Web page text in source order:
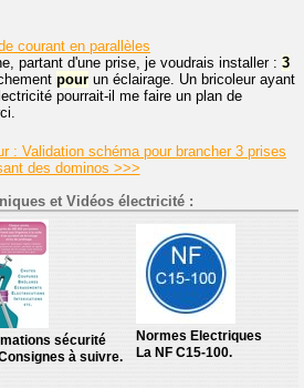
courant en parallèles
partant d'une prise, je voudrais installer : 3
pour un éclairage. Un bricoleur ayant
pourrait-il me faire un plan de
: Validation schéma pour brancher 3 prises
des dominos >>>
et Vidéos électricité :
sécurité
à suivre.
Normes Electriques
La NF C15-100.